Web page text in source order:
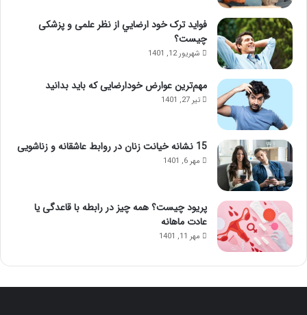
فواید ترک خود ارضايي از نظر علمی و پزشکی
چیست؟
شهریور 12, 1401
مهم‌ترین عوارض خودارضایی که باید بدانید
تیر 27, 1401
15 نشانه خیانت زنان در روابط عاشقانه و زناشویی
مهر 6, 1401
پریود چیست؟ همه چیز در رابطه با قاعدگی یا
عادت ماهانه
مهر 11, 1401